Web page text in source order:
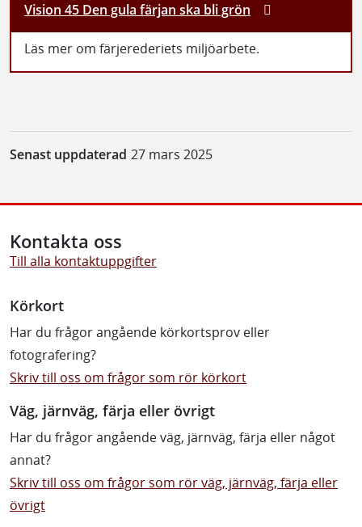
Vision 45 Den gula färjan ska bli grön
Läs mer om färjerederiets miljöarbete.
Senast uppdaterad 27 mars 2025
Kontakta oss
Till alla kontaktuppgifter
Körkort
Har du frågor angående körkortsprov eller
fotografering?
Skriv till oss om frågor som rör körkort
Väg, järnväg, färja eller övrigt
Har du frågor angående väg, järnväg, färja eller något
annat?
Skriv till oss om frågor som rör väg, järnväg, färja eller
övrigt